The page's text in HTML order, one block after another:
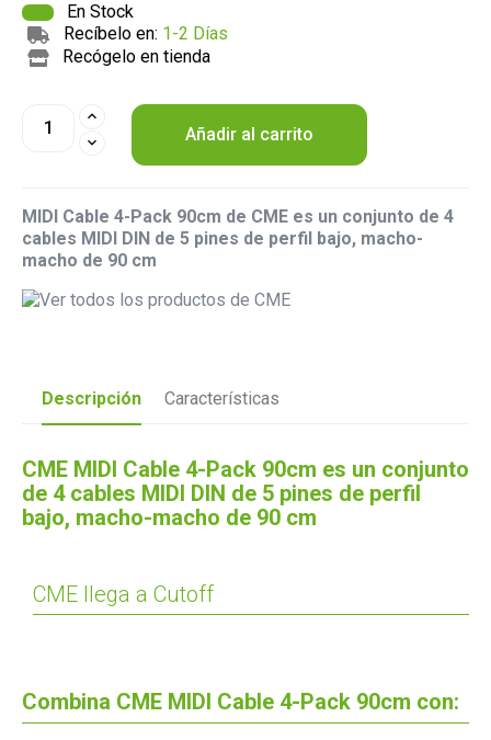
En Stock
Recíbelo en: 1-2 Días
Recógelo en tienda
Añadir al carrito
MIDI Cable 4-Pack 90cm de CME es un conjunto de 4
cables MIDI DIN de 5 pines de perfil bajo, macho-
macho de 90 cm
Descripción Características
CME MIDI Cable 4-Pack 90cm es un conjunto
de 4 cables MIDI DIN de 5 pines de perfil
bajo, macho-macho de 90 cm
CME llega a Cutoff
Combina CME MIDI Cable 4-Pack 90cm con: